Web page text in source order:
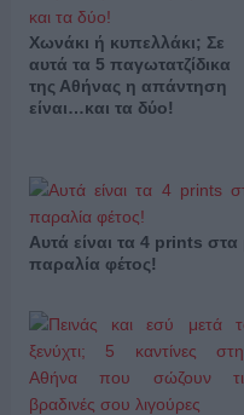
Χωνάκι ή κυπελλάκι; Σε
αυτά τα 5 παγωτατζίδικα
της Αθήνας η απάντηση
είναι…και τα δύο!
Αυτά είναι τα 4 prints
παραλία φέτος!